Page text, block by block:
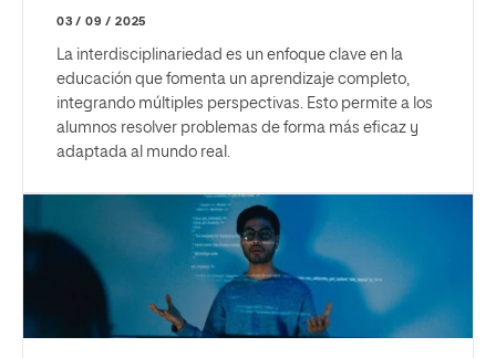
03 / 09 / 2025
La interdisciplinariedad es un enfoque clave en la
educación que fomenta un aprendizaje completo,
integrando múltiples perspectivas. Esto permite a los
alumnos resolver problemas de forma más eficaz y
adaptada al mundo real.